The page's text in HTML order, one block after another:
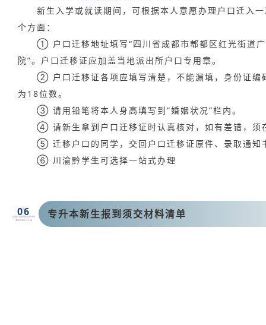
新生入学或就读期间，可根据本人意愿办理户口迁入
个方面：
① 户口迁移地址填写“四川省成都市郫都区红光街道
院”。户口迁移证应加盖当地派出所户口专用章。
② 户口迁移证各项应填写清楚，不能漏填，身份证编
为18位数。
③ 请用铅笔将本人身高填写到“婚姻状况”栏内。
④ 请新生拿到户口迁移证时认真核对，如有差错，须
⑤ 迁移户口的同学，交回户口迁移证原件、录取通知
⑥ 川渝黔学生可选择一站式办理
06 专升本新生报到须交材料清单